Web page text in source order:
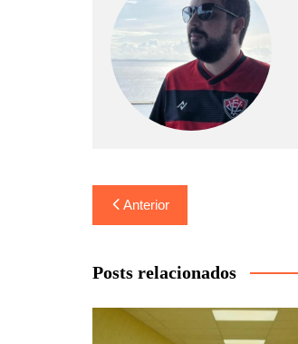
Navegação
de
Post
Anterior
Posts relacionados